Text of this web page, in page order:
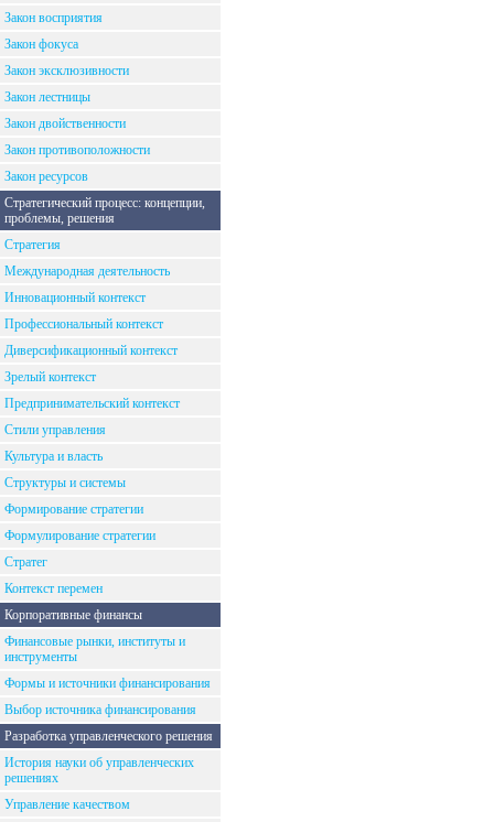
Закон восприятия
Закон фокуса
Закон эксклюзивности
Закон лестницы
Закон двойственности
Закон противоположности
Закон ресурсов
Стратегический процесс: концепции,
проблемы, решения
Стратегия
Международная деятельность
Инновационный контекст
Профессиональный контекст
Диверсификационный контекст
Зрелый контекст
Предпринимательский контекст
Стили управления
Культура и власть
Структуры и системы
Формирование стратегии
Формулирование стратегии
Стратег
Контекст перемен
Корпоративные финансы
Финансовые рынки, институты и
инструменты
Формы и источники финансирования
Выбор источника финансирования
Разработка управленческого решения
История науки об управленческих
решениях
Управление качеством